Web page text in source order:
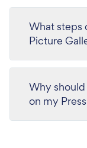
What steps
Picture
Why
on my